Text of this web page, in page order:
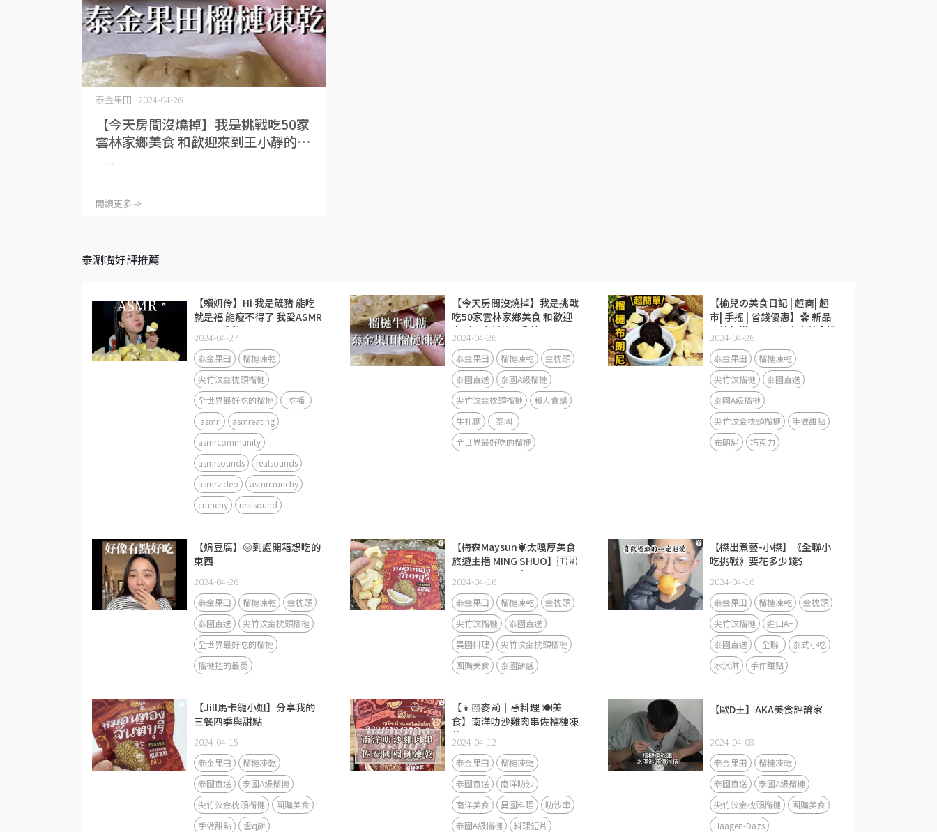
【今天房間沒燒掉】我是挑戰吃50家
雲林家鄉美食 和歡迎來到王小靜的一
泰金果田 | 2024-04-26
⋯
閱讀更多 ->
泰涮嘴好評推薦
【賴妍伶】Hi 我是箴豬 能吃
就是福 能瘦不得了 我愛ASMR
ASMR愛我
2024-04-27
泰金果田
榴槤凍乾
尖竹汶金枕頭榴槤
全世界最好吃的榴槤
吃播
asmr
asmreating
asmrcommunity
asmrsounds
realsounds
asmrvideo
asmrcrunchy
crunchy
realsound
【今天房間沒燒掉】我是挑戰
吃50家雲林家鄉美食 和歡迎
來到王小靜的一分鐘Cookast
的那個王小靜😀
2024-04-26
泰金果田 榴槤凍乾
金枕頭
泰國直送
泰國A級榴槤
尖竹汶金枕頭榴槤
賴人食譜
牛扎糖
泰國
全世界最好吃的榴槤
【榆兒の美食日記 | 超商| 超
市| 手搖 | 省錢優惠】✿ 新品
開箱報導｜每日優惠｜美食推
薦
2024-04-26
泰金果田
榴槤凍乾
尖竹汶榴槤
泰國直送
泰國A級榴槤
尖竹汶金枕頭榴槤
手做甜點
布朗尼
巧克力
【娟豆腐】🌝到處開箱想吃的
東西
2024-04-26
泰金果田 榴槤凍乾
金枕頭
泰國直送
尖竹汶金枕頭榴槤
全世界最好吃的榴槤
榴槤控的最愛
【梅森Maysun☀️太嘎厚美食
旅遊主播 MING SHUO】🇹🇼
Thx Follow 30歲 Taiwan
foodie 大叔👦🏻
2024-04-16
泰金果田 榴槤凍乾
金枕頭
尖竹汶榴槤
泰國直送
異國料理
尖竹汶金枕頭榴槤
團購美食
泰國餅感
【榤出煮藝-小榤】《全聯小
吃挑戰》要花多少錢$
2024-04-16
泰金果田 榴槤凍乾
金枕頭
尖竹汶榴槤
進口A+
泰國直送
全聯
泰式小吃
冰淇淋
手作甜點
【Jill馬卡龍小姐】分享我的
三餐四季與甜點
2024-04-15
泰金果田
榴槤凍乾
泰國直送
泰國A級榴槤
尖竹汶金枕頭榴槤
團購美食
手做甜點
雪q餅
【👧🏻麥莉｜🥣料理 🍽️美
食】南洋叻沙雞肉串佐榴槤凍
乾
2024-04-12
泰金果田
榴槤凍乾
泰國直送
南洋叻沙
南洋美食
異國料理
叻沙串
泰國A級榴槤
料理短片
【歐D王】AKA美食評論家
2024-04-08
泰金果田
榴槤凍乾
泰國直送
泰國A級榴槤
尖竹汶金枕頭榴槤
團購美食
Haagen-Dazs